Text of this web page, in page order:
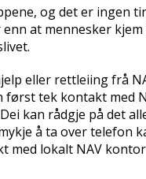
og det er ingen
at mennesker
eller rettleiing frå
først tek kontakt med
kan rådgje på det
å ta over telefon
med lokalt NAV